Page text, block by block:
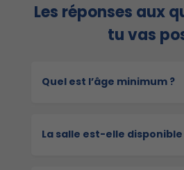
Les réponses aux
tu vas
Quel est l’âge minimum ?
La salle est-elle